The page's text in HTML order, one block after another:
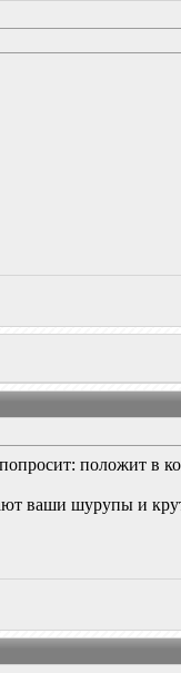
положит в
ваши шурупы и